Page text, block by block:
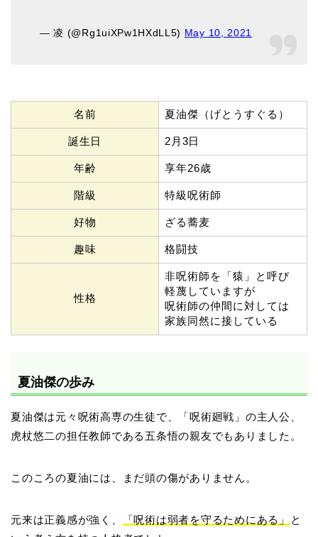
— 凌 (@Rg1uiXPw1HXdLL5) May 10, 2021
名前 夏油傑（げとうすぐる）
誕生日 2月3日
年齢 享年26歳
階級 特級呪術師
好物 ざる蕎麦
趣味 格闘技
性格
非呪術師を「猿」と呼び
軽蔑していますが
呪術師の仲間に対しては
家族同然に接している
夏油傑の歩み
夏油傑は元々呪術高専の生徒で、「呪術廻戦」の主人公、
虎杖悠二の担任教師である五条悟の親友でもありました。
このころの夏油には、まだ頭の傷がありません。
元来は正義感が強く、 「呪術は弱者を守るためにある」
と